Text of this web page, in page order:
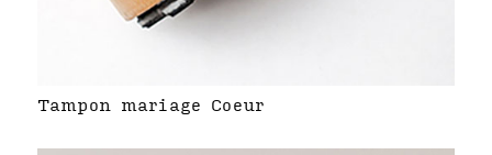
Tampon mariage Coeur